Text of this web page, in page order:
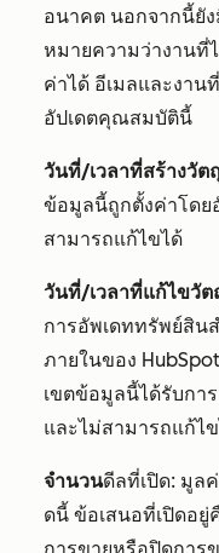
อนาคต นอกจากนี้ยั
หมายความว่างานที่
ค่าได้ อีเมลและงาน
อัปเดตคุณสมบัตินี้
วันที่/เวลาที่สร้างวัต
ข้อมูลนี้ถูกตั้งค่าโดย
สามารถแก้ไขได้
วันที่/เวลาที่แก้ไขวัต
การอัพเดททรัพย์สิ
ภายในของ
เขตข้อมูลนี้ได้รับกา
และไม่สามารถแก้ไ
จำนวนดีลที่เปิด: มูล
ดนี้ ข้อเสนอที่เปิดอ